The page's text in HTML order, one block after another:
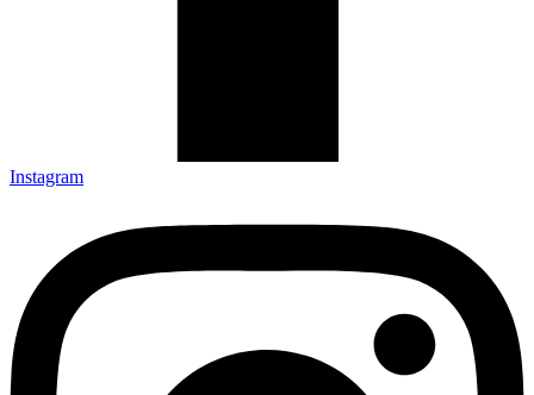
Instagram